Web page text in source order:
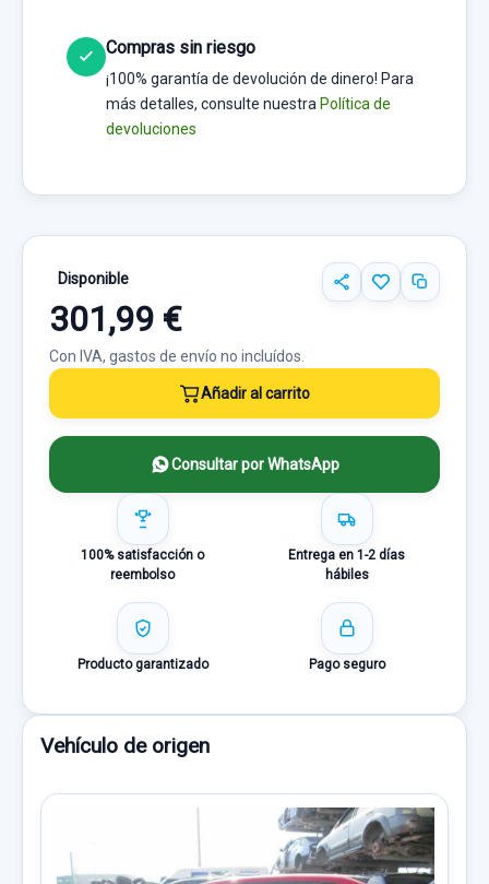
Compras sin riesgo
¡100% garantía de devolución de dinero! Para
más detalles, consulte nuestra Política de
devoluciones
Disponible
301,99 €
Con IVA, gastos de envío no incluídos.
Añadir al carrito
Consultar por WhatsApp
100% satisfacción o
reembolso
Entrega en 1-2 días
hábiles
Producto garantizado Pago seguro
Vehículo de origen